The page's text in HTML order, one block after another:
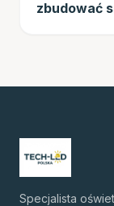
zbudować
Specjalista